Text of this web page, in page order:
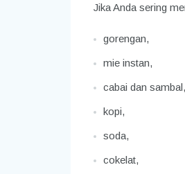
Jika Anda sering
gorengan,
mie instan,
cabai dan sambal,
kopi,
soda,
cokelat,